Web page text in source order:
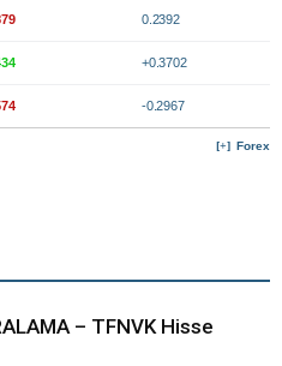
0.2392
+0.3702
-0.2967
Forex
– TFNVK Hisse